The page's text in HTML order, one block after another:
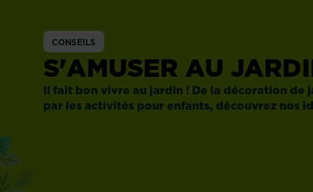
CONSEILS
S'AMUSER AU
Il fait bon vivre au jardin ! De la décoration de
par les activités pour enfants, découvrez nos